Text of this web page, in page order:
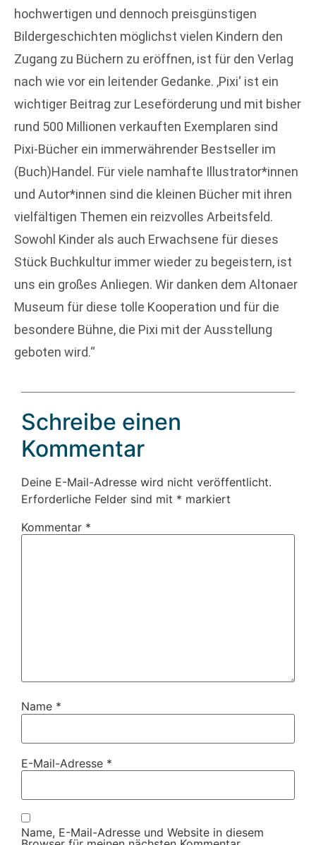
hochwertigen und dennoch preisgünstigen
Bildergeschichten möglichst vielen Kindern den
Zugang zu Büchern zu eröffnen, ist für den Verlag
nach wie vor ein leitender Gedanke. ‚Pixi‘ ist ein
wichtiger Beitrag zur Leseförderung und mit bisher
rund 500 Millionen verkauften Exemplaren sind
Pixi-Bücher ein immerwährender Bestseller im
(Buch)Handel. Für viele namhafte Illustrator*innen
und Autor*innen sind die kleinen Bücher mit ihren
vielfältigen Themen ein reizvolles Arbeitsfeld.
Sowohl Kinder als auch Erwachsene für dieses
Stück Buchkultur immer wieder zu begeistern, ist
uns ein großes Anliegen. Wir danken dem Altonaer
Museum für diese tolle Kooperation und für die
besondere Bühne, die Pixi mit der Ausstellung
geboten wird.“
Schreibe einen
Kommentar
Deine E-Mail-Adresse wird nicht veröffentlicht.
Erforderliche Felder sind mit * markiert
Kommentar *
Name *
E-Mail-Adresse *
Name, E-Mail-Adresse und Website in diesem